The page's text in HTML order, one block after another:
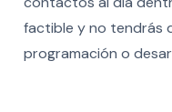
factible y no tendrás
programación o